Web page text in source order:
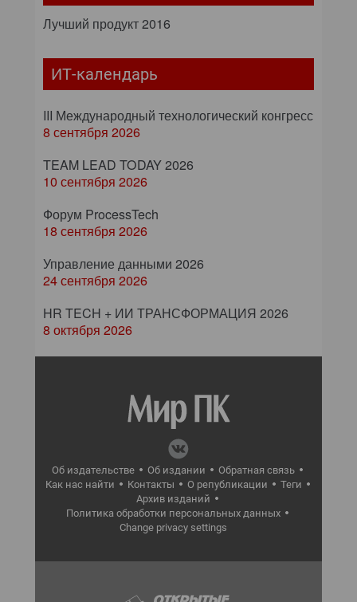
Лучший продукт 2016
ИТ-календарь
III Международный технологический конгресс
8 сентября 2026
TEAM LEAD TODAY 2026
10 сентября 2026
Форум ProcessTech
18 сентября 2026
Управление данными 2026
24 сентября 2026
HR TECH + ИИ ТРАНСФОРМАЦИЯ 2026
8 октября 2026
Об издательстве Об издании
Обратная связь
Как нас найти
Контакты О републикации
Теги
Архив изданий
Политика обработки персональных данных
Change privacy settings